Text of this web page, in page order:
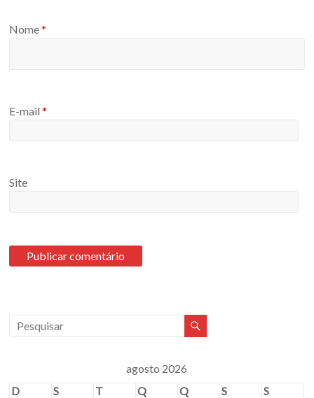
Nome*
E-mail*
Site
agosto 2026
D
S T Q Q S
S